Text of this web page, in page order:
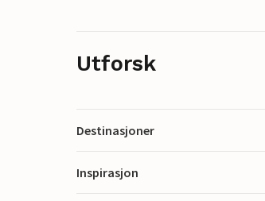
Utforsk
Destinasjoner
Inspirasjon